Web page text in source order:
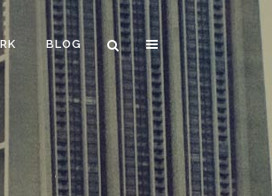
SIDEBAR
PROJECT
BLOG